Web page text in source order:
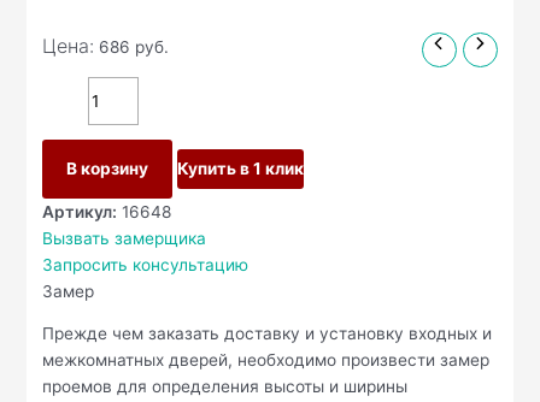
Цена: 686 руб.
В корзину Купить в 1 клик
Артикул: 16648
Вызвать замерщика
Запросить консультацию
Замер
Прежде чем заказать доставку и установку входных и
межкомнатных дверей, необходимо произвести замер
проемов для определения высоты и ширины